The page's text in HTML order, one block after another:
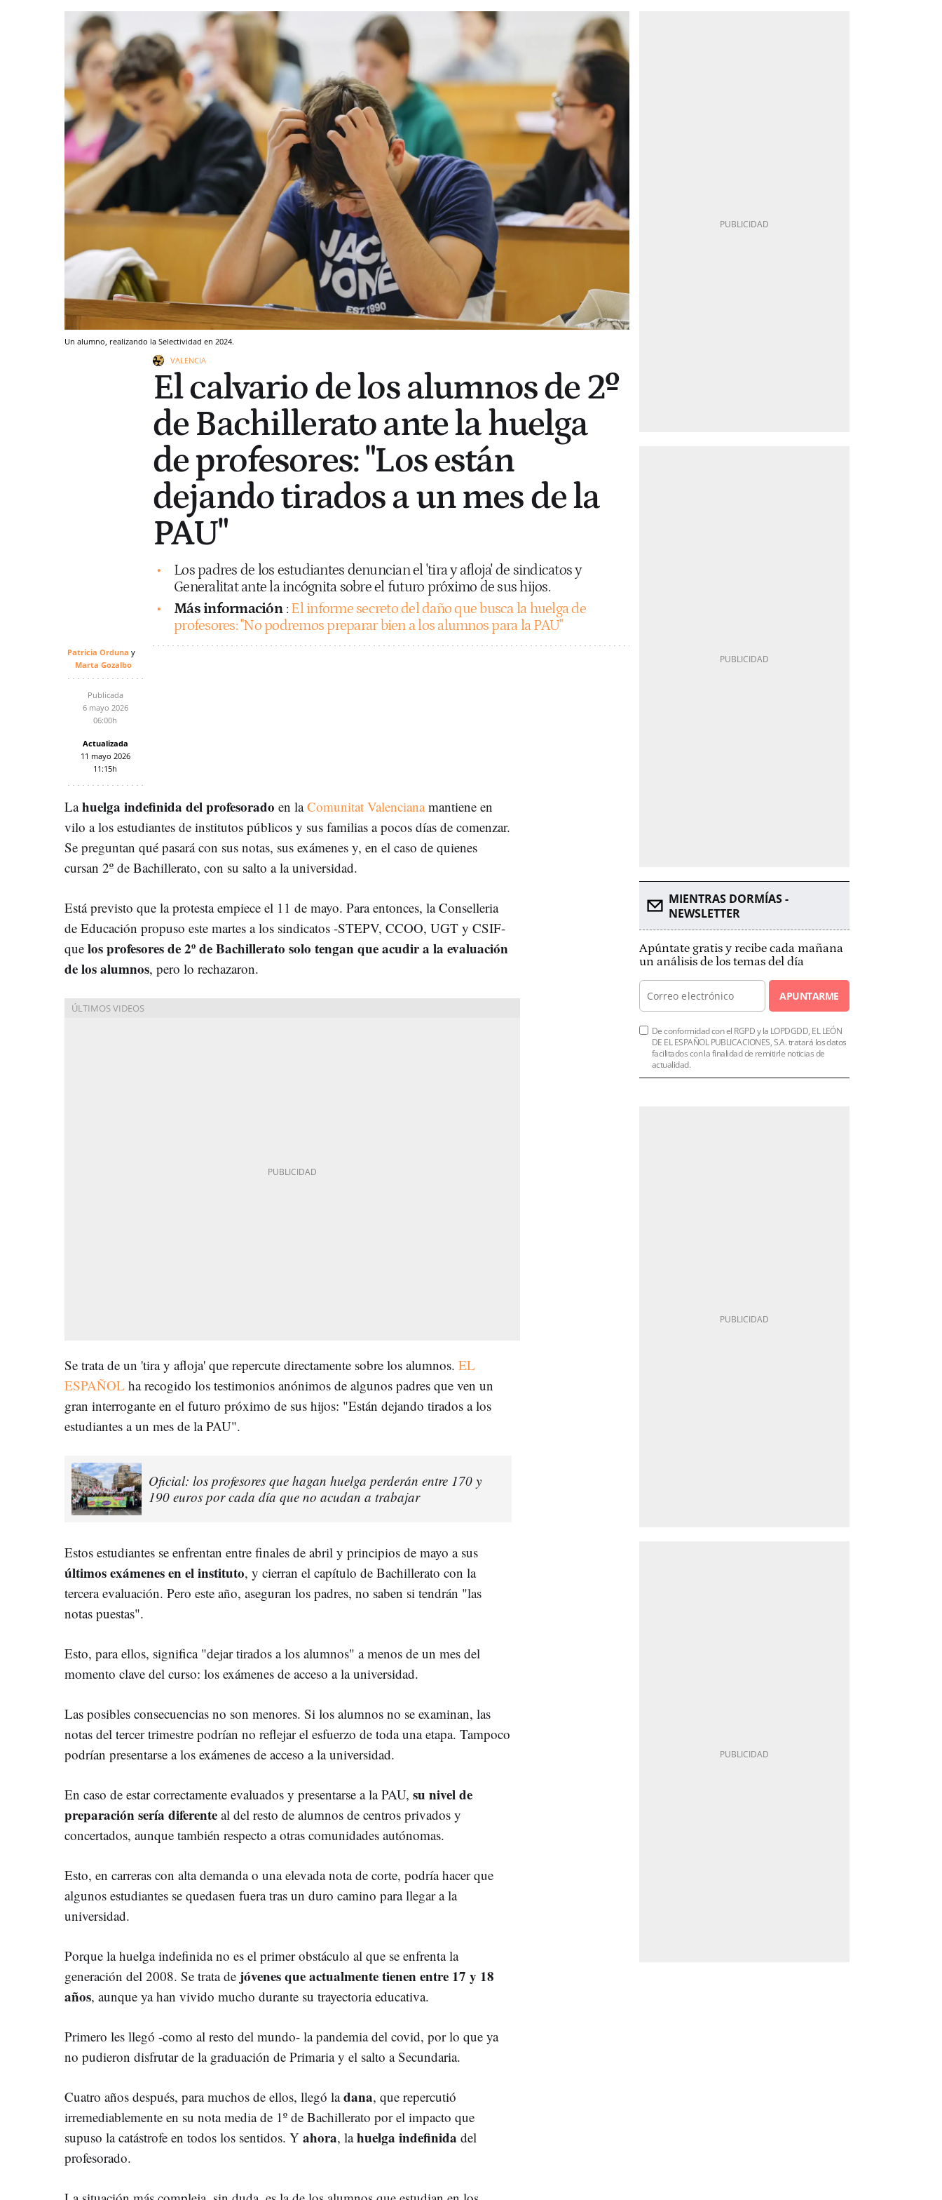
Un alumno, realizando la Selectividad en 2024.
VALENCIA
El calvario de los alumnos de 2º
de Bachillerato ante la huelga
de profesores: "Los están
dejando tirados a un mes de la
PAU"
Los padres de los estudiantes denuncian el 'tira y afloja' de sindicatos y
Generalitat ante la incógnita sobre el futuro próximo de sus hijos.
Más información : El informe secreto del daño que busca la huelga de
profesores: "No podremos preparar bien a los alumnos para la PAU"
Patricia Orduna
Marta Gozalbo
Publicada
6 mayo 2026
06:00h
Actualizada
11 mayo 2026
11:15h
Lahuelga indefinida del profesorado en laComunitat Valencianamantiene en
vilo a los estudiantes de institutos públicos y sus familias a pocos días de comenzar.
Se preguntan qué pasará con sus notas, sus exámenes y, en el caso de quienes
cursan 2º de Bachillerato, con su salto a la universidad.
Está previsto que la protesta empiece el 11 de mayo. Para entonces, la Conselleria
de Educación propuso este martes a los sindicatos -STEPV, CCOO, UGT y CSIF-
que los profesores de 2º de Bachillerato solo tengan que acudir a la evaluación
de los alumnos, pero lo rechazaron.
Se trata de un 'tira y afloja' que repercute directamente sobre los alumnos. EL
ESPAÑOL ha recogido los testimonios anónimos de algunos padres que ven un
gran interrogante en el futuro próximo de sus hijos: "Están dejando tirados a los
estudiantes a un mes de la PAU".
Oficial: los profesores que hagan huelga perderán entre 170 y
190 euros por cada día que no acudan a trabajar
Estos estudiantes se enfrentan entre finales de abril y principios de mayo a sus
últimos exámenes en el instituto, y cierran el capítulo de Bachillerato con la
tercera evaluación. Pero este año, aseguran los padres, no saben si tendrán "las
notas puestas".
Esto, para ellos, significa "dejar tirados a los alumnos" a menos de un mes del
momento clave del curso: los exámenes de acceso a la universidad.
Las posibles consecuencias no son menores. Si los alumnos no se examinan, las
notas del tercer trimestre podrían no reflejar el esfuerzo de toda una etapa. Tampoco
podrían presentarse a los exámenes de acceso a la universidad.
En caso de estar correctamente evaluados y presentarse a la PAU, su nivel de
preparación sería diferente al del resto de alumnos de centros privados y
concertados, aunque también respecto a otras comunidades autónomas.
Esto, en carreras con alta demanda o una elevada nota de corte, podría hacer que
algunos estudiantes se quedasen fuera tras un duro camino para llegar a la
universidad.
Porque la huelga indefinida no es el primer obstáculo al que se enfrenta la
generación del 2008. Se trata de jóvenes que actualmente tienen entre 17 y 18
años, aunque ya han vivido mucho durante su trayectoria educativa.
Primero les llegó -como al resto del mundo- la pandemia del covid, por lo que ya
no pudieron disfrutar de la graduación de Primaria y el salto a Secundaria.
Cuatro años después, para muchos de ellos, llegó ladana, que repercutió
irremediablemente en su nota media de 1º de Bachillerato por el impacto que
supuso la catástrofe en todos los sentidos. Y ahora, lahuelga indefinida del
profesorado.
MIENTRAS DORMÍAS -
NEWSLETTER
Apúntate gratis y recibe cada mañana
un análisis de los temas del día
APUNTARME
De conformidad con el RGPD y la LOPDGDD, EL LEÓN
DE EL ESPAÑOL PUBLICACIONES, S.A. tratará los datos
facilitados con la finalidad de remitirle noticias de
actualidad.